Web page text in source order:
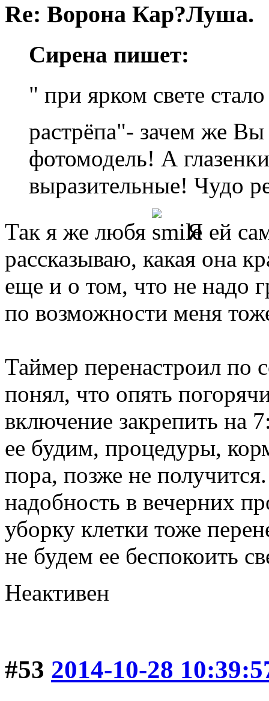
Re: Ворона Кар?Луша.
Сирена пишет:
" при ярком свете
растрёпа"- зачем же
фотомодель! А
выразительные! Чудо
Так я же любя
Я ей
рассказываю, какая она
еще и о том, что не надо
по возможности меня
Таймер перенастроил по
понял, что опять
включение закрепить на
ее будим, процедуры,
пора, позже не
надобность в вечерних
уборку клетки тоже
не будем ее беспокоить
Неактивен
#53 2014-10-28